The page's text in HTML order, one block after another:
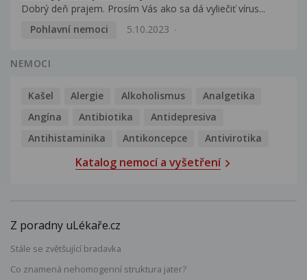
Dobrý deň prajem. Prosím Vás ako sa dá vyliečiť vírus...
Pohlavní nemoci
5.10.2023
NEMOCI
Kašel Alergie Alkoholismus
Analgetika
Angína
Antibiotika
Antidepresiva
Antihistaminika
Antikoncepce Antivirotika
Katalog nemocí a vyšetření
Z poradny uLékaře.cz
Stále se zvětšující bradavka
Co znamená nehomogenní struktura jater?